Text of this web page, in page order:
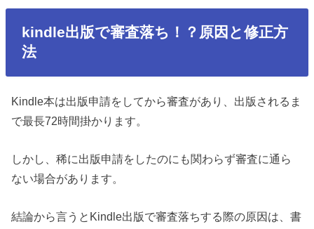
kindle出版で審査落ち！？原因と修正方
法
Kindle本は出版申請をしてから審査があり、出版されるま
で最長72時間掛かります。
しかし、稀に出版申請をしたのにも関わらず審査に通ら
ない場合があります。
結論から言うとKindle出版で審査落ちする際の原因は、書